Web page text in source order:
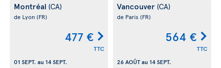
Montréal (CA)
de Lyon (FR)
477 €
TTC
01 SEPT. au 14 SEPT.
Vancouver (CA)
de Paris (FR)
564 €
TTC
26 AOÛTau 14 SEPT.